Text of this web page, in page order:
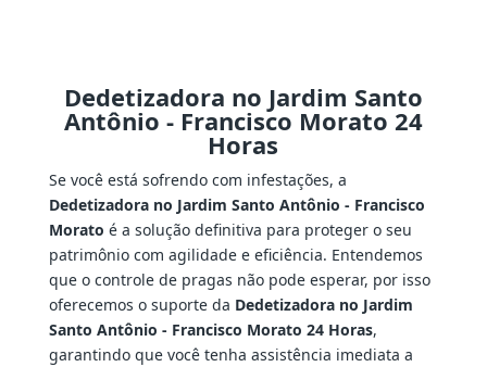
Dedetizadora no Jardim Santo
Antônio - Francisco Morato 24
Horas
Se você está sofrendo com infestações, a
Dedetizadora no Jardim Santo Antônio - Francisco
Morato é a solução definitiva para proteger o seu
patrimônio com agilidade e eficiência. Entendemos
que o controle de pragas não pode esperar, por isso
oferecemos o suporte da Dedetizadora no Jardim
Santo Antônio - Francisco Morato 24 Horas,
garantindo que você tenha assistência imediata a